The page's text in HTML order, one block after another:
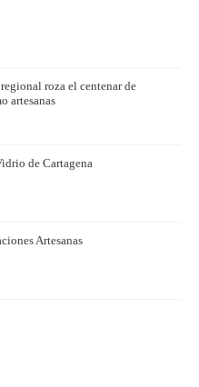
roza el centenar de
artesanas
de Cartagena
Artesanas